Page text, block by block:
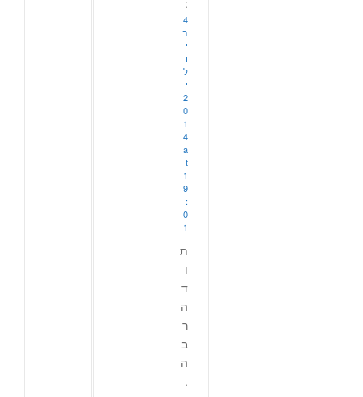
4
ב
י
ו
ל
י
2
0
1
4
a
t
1
9
:
0
1
ת
ו
ד
ה
ר
ב
ה
.